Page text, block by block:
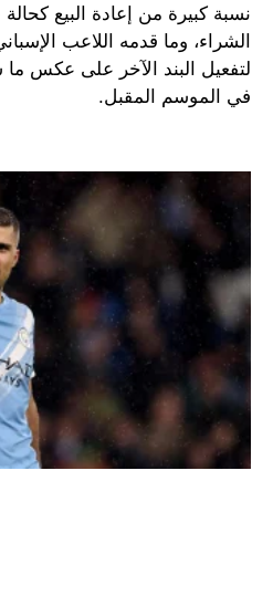
نسبة كبيرة من إعادة البيع كحالة
الشراء، وما قدمه اللاعب
لتفعيل البند الآخر على عكس ما
في الموسم المقبل.